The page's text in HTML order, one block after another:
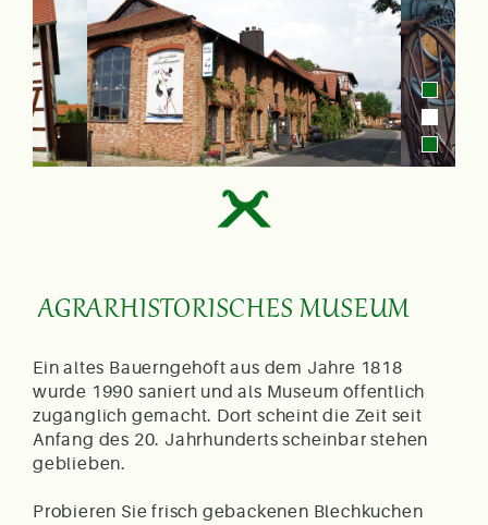
AGRARHISTORISCHES MUSEUM
Ein altes Bauerngehöft aus dem Jahre 1818
wurde 1990 saniert und als Museum öffentlich
zugänglich gemacht. Dort scheint die Zeit seit
Anfang des 20. Jahrhunderts scheinbar stehen
geblieben.
Probieren Sie frisch gebackenen Blechkuchen